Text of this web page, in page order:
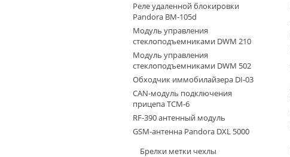
Реле удаленной блокировки
Pandora ВМ-105d
Модуль управления
стеклоподъемниками DWM 210
Модуль управления
стеклоподъемниками DWM 502
Обходчик иммобилайзера DI-03
CAN-модуль подключения
прицепа TCM-6
RF-390 антенный модуль
GSM-антенна Pandora DXL 5000
Брелки метки чехлы